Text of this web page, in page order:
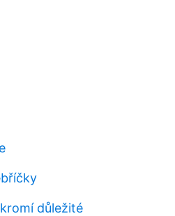
důležité